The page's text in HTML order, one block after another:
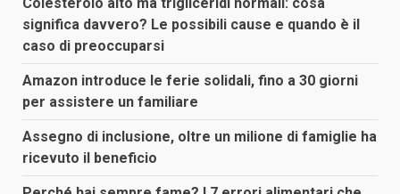
significa davvero? Le possibili cause e quando è il
caso di preoccuparsi
Amazon introduce le ferie solidali, fino a 30 giorni
per assistere un familiare
Assegno di inclusione, oltre un milione di famiglie ha
ricevuto il beneficio